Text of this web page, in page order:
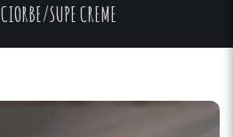
CIORBE/SUPE CREME